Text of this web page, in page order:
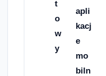
t
o
w
y
apli
kacj
e
mo
biln